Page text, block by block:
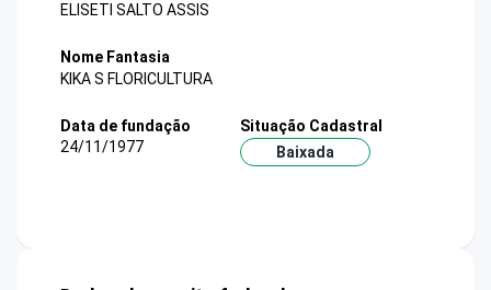
ELISETI SALTO ASSIS
Nome Fantasia
KIKA S FLORICULTURA
Data de fundação
24/11/1977
Situação Cadastral
Baixada